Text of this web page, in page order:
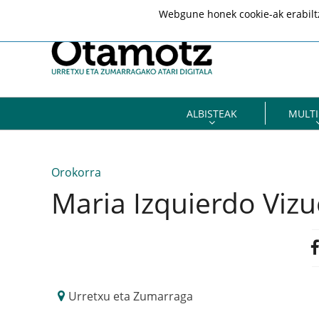
ALBISTEAK
Orokorra
Maria Izquierdo
Urretxu eta Zumarraga
Webgune honek cookie-ak